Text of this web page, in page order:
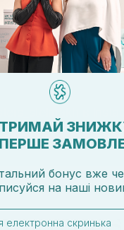
бонус вже
на наші